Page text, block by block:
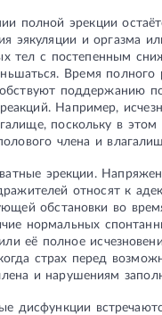
полной эрекции
эякуляции и оргазма
тел с постепенным
Время
поддержанию
Например,
поскольку в
члена и
эрекции.
относят к
обстановки во
нормальных
её полное
страх перед
и нарушениям
дисфункции